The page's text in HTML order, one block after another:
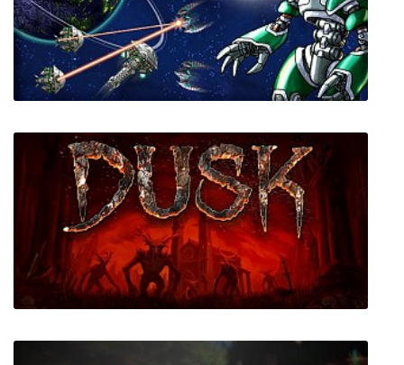
Creo God Simulator
Stars in Shadow